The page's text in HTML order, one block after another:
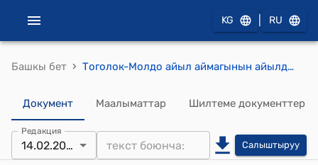
KG RU
Башкы бет › Тоголок-Молдо айыл аймагынын айылдык кеңешинин 2024-жылдын 14-февралындагы "Тоголок-Молдо айыл аймагынын айыл өкмөтүнүн 01.01.2024-жылга карата бала бакчанын атайын каражатында калган калдыгы жөнүндө" № 10/6 Токтому
Документ Маалыматтар Шилтеме документтер
Редакция
14.02.2024 Салыштыруу